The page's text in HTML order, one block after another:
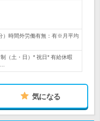
）時間外労働有無：有※月平均
（土・日）* 祝日* 有給休暇
気になる